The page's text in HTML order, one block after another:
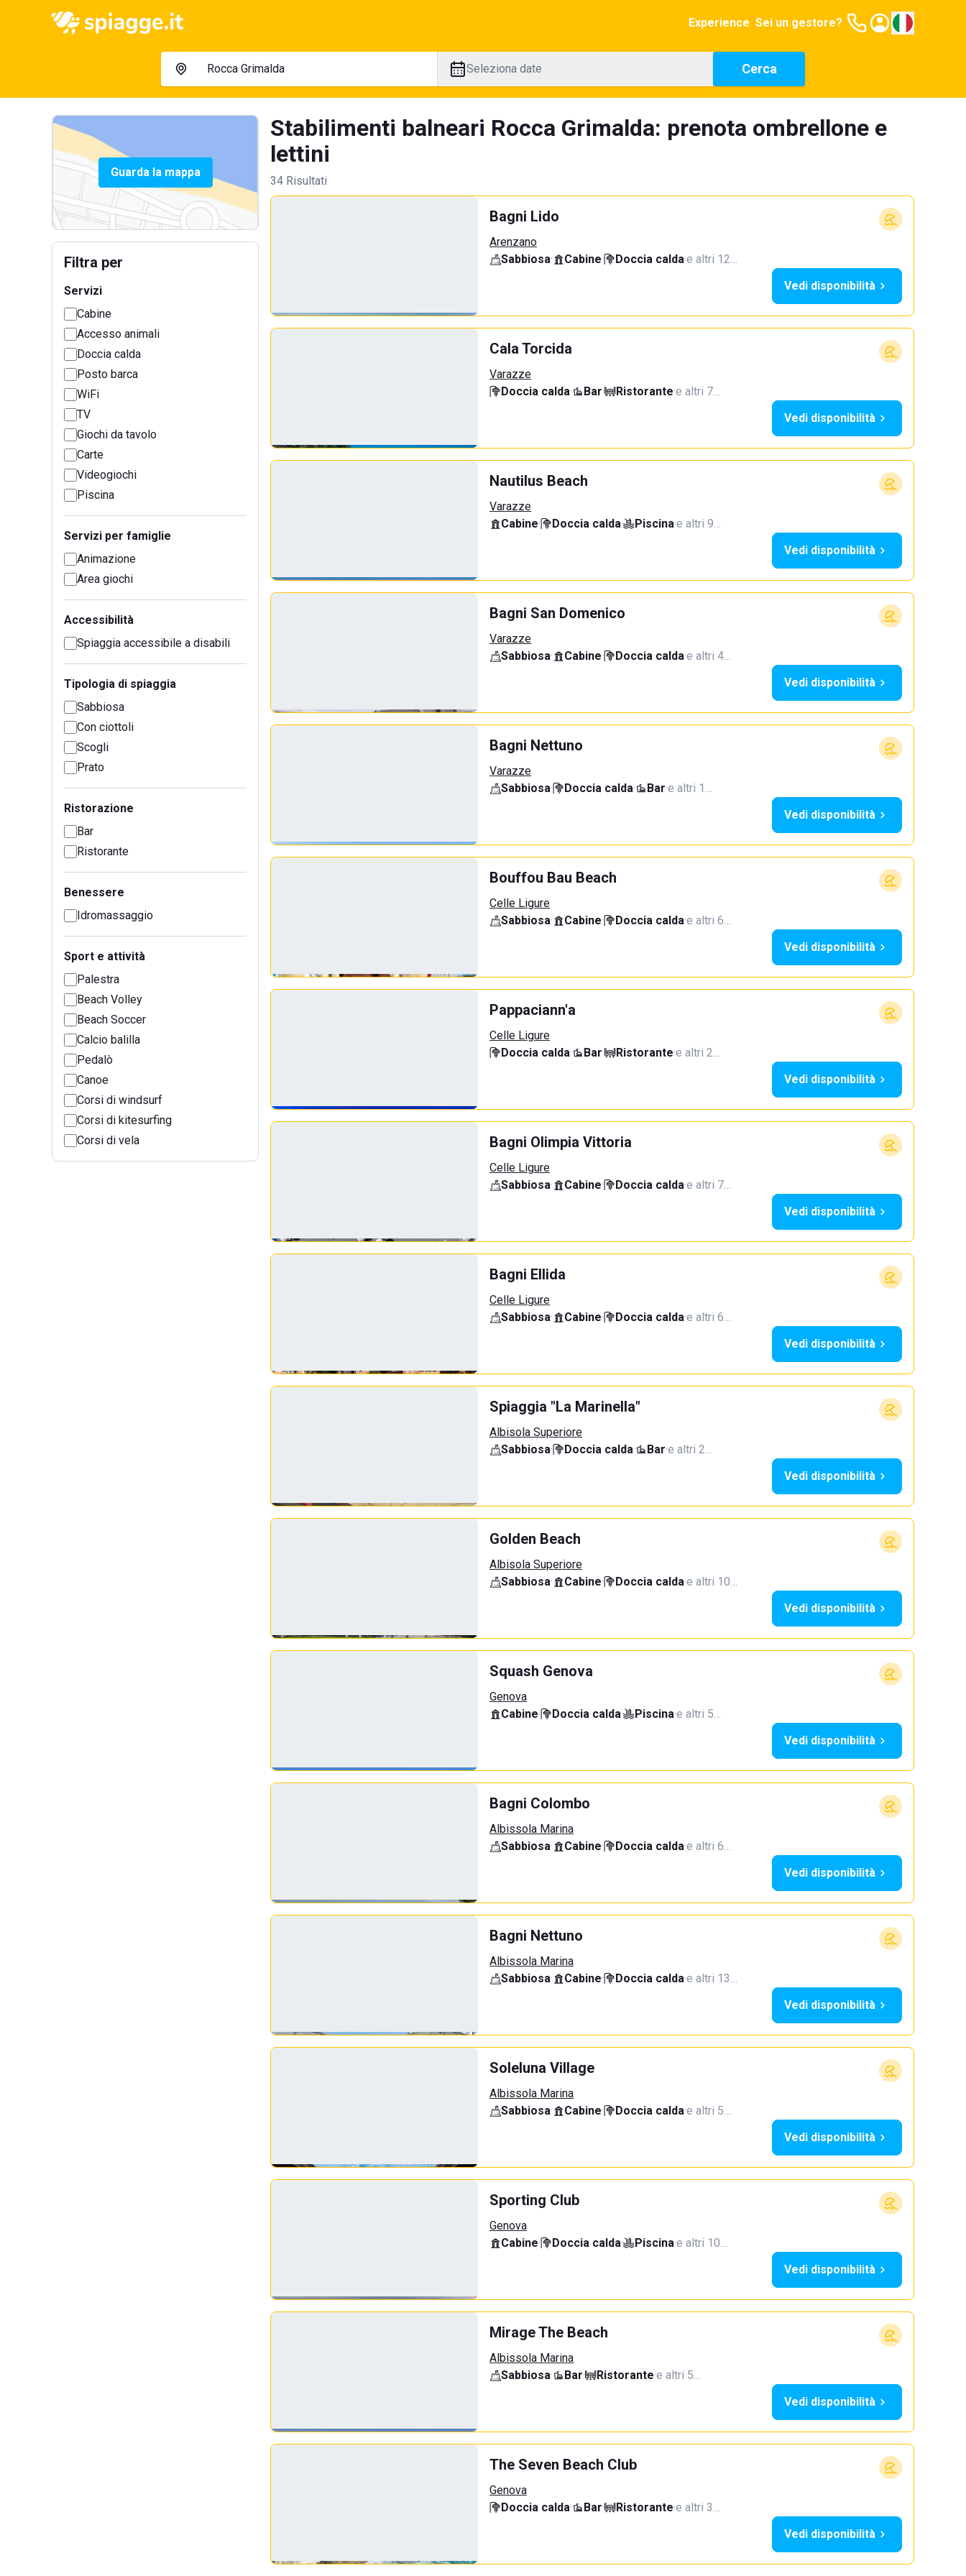
Experience Sei un gestore?
Seleziona date Cerca
Guarda la mappa
Filtra per
Servizi
Cabine
Accesso animali
Doccia calda
Posto barca
WiFi
TV
Giochi da tavolo
Carte
Videogiochi
Piscina
Servizi per famiglie
Animazione
Area giochi
Accessibilità
Spiaggia accessibile a disabili
Tipologia di spiaggia
Sabbiosa
Con ciottoli
Scogli
Prato
Ristorazione
Bar
Ristorante
Benessere
Idromassaggio
Sport e attività
Palestra
Beach Volley
Beach Soccer
Calcio balilla
Pedalò
Canoe
Corsi di windsurf
Corsi di kitesurfing
Corsi di vela
Stabilimenti balneari Rocca Grimalda: prenota ombrellone e
lettini
34 Risultati
Bagni Lido
Arenzano
Sabbiosa· Cabine· Doccia calda·e altri 12…
Vedi disponibilità
Cala Torcida
Varazze
Doccia calda· Bar· Ristorante·e altri 7…
Vedi disponibilità
Nautilus Beach
Varazze
Cabine· Doccia calda· Piscina·e altri 9…
Vedi disponibilità
Bagni San Domenico
Varazze
Sabbiosa· Cabine· Doccia calda·e altri 4…
Vedi disponibilità
Bagni Nettuno
Varazze
Sabbiosa· Doccia calda· Bar·e altri 1…
Vedi disponibilità
Bouffou Bau Beach
Celle Ligure
Sabbiosa· Cabine· Doccia calda·e altri 6…
Vedi disponibilità
Pappaciann'a
Celle Ligure
Doccia calda· Bar· Ristorante·e altri 2…
Vedi disponibilità
Bagni Olimpia Vittoria
Celle Ligure
Sabbiosa· Cabine· Doccia calda·e altri 7…
Vedi disponibilità
Bagni Ellida
Celle Ligure
Sabbiosa· Cabine· Doccia calda·e altri 6…
Vedi disponibilità
Spiaggia "La Marinella"
Albisola Superiore
Sabbiosa· Doccia calda· Bar·e altri 2…
Vedi disponibilità
Golden Beach
Albisola Superiore
Sabbiosa· Cabine· Doccia calda·e altri 10…
Vedi disponibilità
Squash Genova
Genova
Cabine· Doccia calda· Piscina·e altri 5…
Vedi disponibilità
Bagni Colombo
Albissola Marina
Sabbiosa· Cabine· Doccia calda·e altri 6…
Vedi disponibilità
Bagni Nettuno
Albissola Marina
Sabbiosa· Cabine· Doccia calda·e altri 13…
Vedi disponibilità
Soleluna Village
Albissola Marina
Sabbiosa· Cabine· Doccia calda·e altri 5…
Vedi disponibilità
Sporting Club
Genova
Cabine· Doccia calda· Piscina·e altri 10…
Vedi disponibilità
Mirage The Beach
Albissola Marina
Sabbiosa· Bar· Ristorante·e altri 5…
Vedi disponibilità
The Seven Beach Club
Genova
Doccia calda· Bar· Ristorante·e altri 3…
Vedi disponibilità